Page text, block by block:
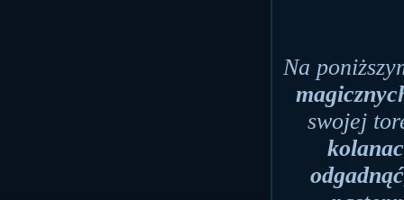
Na
swojej